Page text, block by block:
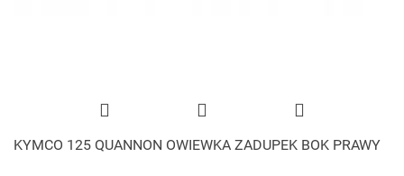
KYMCO 125 QUANNON OWIEWKA ZADUPEK BOK PRAWY